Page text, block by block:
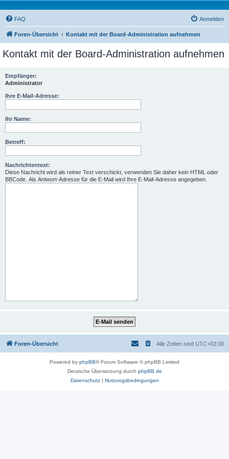
FAQ Anmelden
Foren-Übersicht Kontakt mit der Board-Administration aufnehmen
Kontakt mit der Board-Administration aufnehmen
Empfänger:
Administrator
Ihre E-Mail-Adresse:
Ihr Name:
Betreff:
Nachrichtentext:
Diese Nachricht wird als reiner Text verschickt, verwenden Sie daher kein HTML oder
BBCode. Als Antwort-Adresse für die E-Mail wird Ihre E-Mail-Adresse angegeben.
Foren-Übersicht Alle Zeiten sind UTC+02:00
Powered by phpBB® Forum Software © phpBB Limited
Deutsche Übersetzung durch phpBB.de
Datenschutz| Nutzungsbedingungen